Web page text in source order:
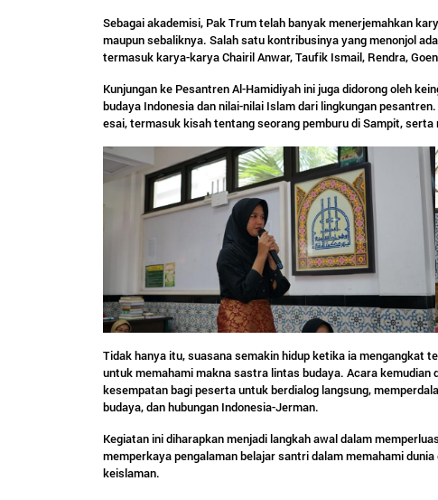
Sebagai akademisi, Pak Trum telah banyak menerjemahkan
maupun sebaliknya. Salah satu kontribusinya yang menonjol
termasuk karya-karya Chairil Anwar, Taufik Ismail, Rendra,
Kunjungan ke Pesantren Al-Hamidiyah ini juga didorong oleh
budaya Indonesia dan nilai-nilai Islam dari lingkungan
esai, termasuk kisah tentang seorang pemburu di Sampit,
Tidak hanya itu, suasana semakin hidup ketika ia mengangkat
untuk memahami makna sastra lintas budaya. Acara
kesempatan bagi peserta untuk berdialog langsung,
budaya, dan hubungan Indonesia-Jerman.
Kegiatan ini diharapkan menjadi langkah awal dalam
memperkaya pengalaman belajar santri dalam memahami
keislaman.